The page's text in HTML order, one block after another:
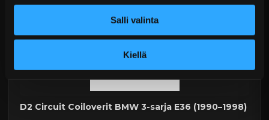
Salli valinta
Kiellä
D2 Circuit Coiloverit BMW 3-sarja E36 (1990–1998)